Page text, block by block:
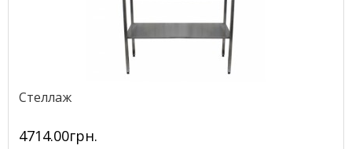
Стеллаж
4714.00грн.